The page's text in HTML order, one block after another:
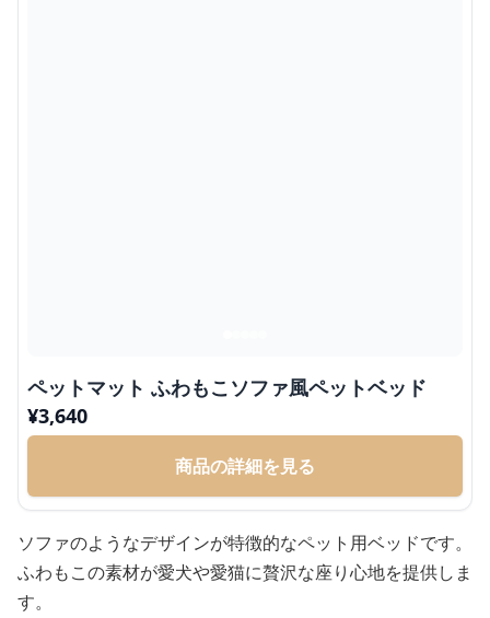
ペットマット ふわもこソファ風ペットベッド
¥3,640
商品の詳細を見る
ソファのようなデザインが特徴的なペット用ベッドです。
ふわもこの素材が愛犬や愛猫に贅沢な座り心地を提供しま
す。